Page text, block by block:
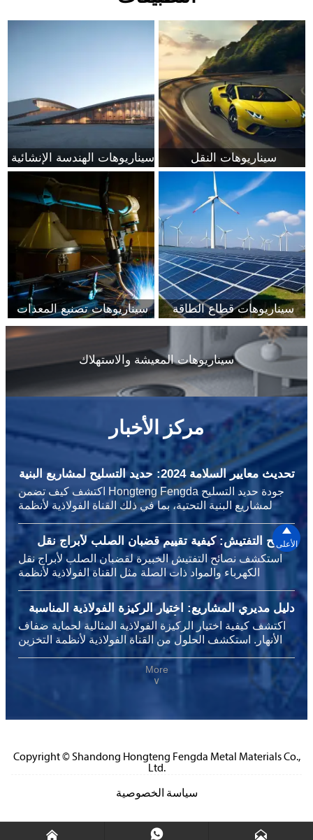
سيناريوهات الهندسة الإنشائية سيناريوهات النقل
سيناريوهات تصنيع المعدات سيناريوهات قطاع الطاقة
سيناريوهات المعيشة والاستهلاك
مركز الأخبار
تحديث معايير السلامة 2024: حديد التسليح لمشاريع البنية
التحتية
اكتشف كيف تضمن Hongteng Fengda جودة حديد التسليح
لمشاريع البنية التحتية، بما في ذلك القناة الفولاذية لأنظمة
التخزين والفولاذ الكربوني للآلات الثقيلة، لتلبية معايير السلامة
2024 مع المتانة والاستدامة والموثوقية العالمية.
نصائح التفتيش: كيفية تقييم قضبان الصلب لأبراج نقل
الكهرباء قبل التثبيت
استكشف نصائح التفتيش الخبيرة لقضبان الصلب لأبراج نقل
الكهرباء والمواد ذات الصلة مثل القناة الفولاذية لأنظمة
التخزين، والصلب الكربوني للمصانع الكيميائية، وقضبان
التسليح لبناء الطرق السريعة لضمان السلامة والأداء وكفاءة
التكلفة قبل التثبيت.
دليل مديري المشاريع: اختيار الركيزة الفولاذية المناسبة
لمشاريع حماية ضفاف الأنهار
اكتشف كيفية اختيار الركيزة الفولاذية المثالية لحماية ضفاف
الأنهار. استكشف الحلول من القناة الفولاذية لأنظمة التخزين
إلى الفولاذ الكربوني للمصانع الكيميائية وحديد التسليح
لمشاريع البنية التحتية، مع تعزيز المتانة والسلامة والأداء بخبرة
More
∨
Copyright © Shandong Hongteng Fengda Metal Materials Co.,
Ltd.
سياسة الخصوصية
  

الأعلى